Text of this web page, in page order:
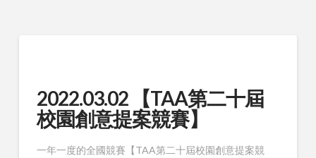
2022.03.02 【TAA第二十屆
校園創意提案競賽】
一年一度的全國競賽【TAA第二十屆校園創意提案競